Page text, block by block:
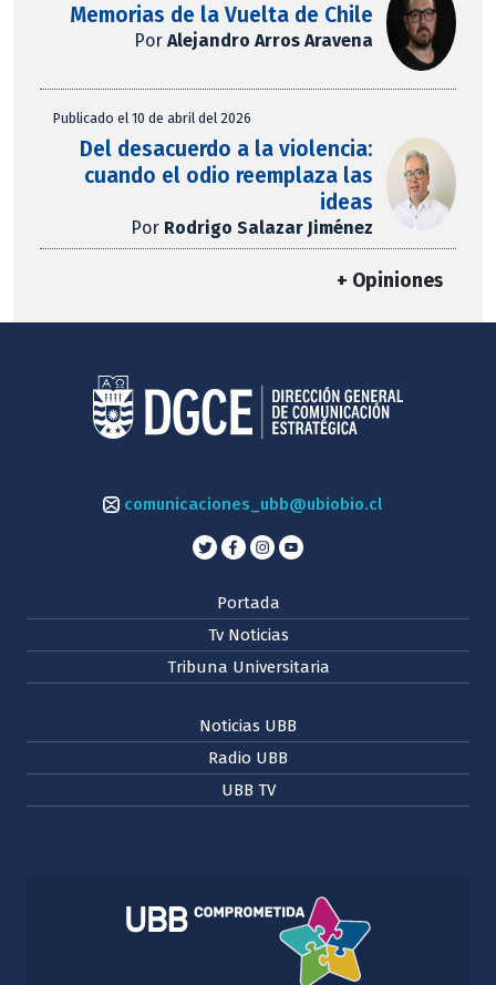
Memorias de la Vuelta de Chile
PorAlejandro Arros Aravena
Publicado el 10 de abril del 2026
Del desacuerdo a la violencia:
cuando el odio reemplaza las
ideas
Por Rodrigo Salazar Jiménez
+ Opiniones
comunicaciones_ubb@ubiobio.cl
Portada
Tv Noticias
Tribuna Universitaria
Noticias UBB
Radio UBB
UBB TV